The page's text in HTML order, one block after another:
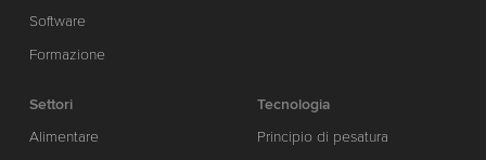
Software
Formazione
Settori
Alimentare
Tecnologia
Principio di pesatura